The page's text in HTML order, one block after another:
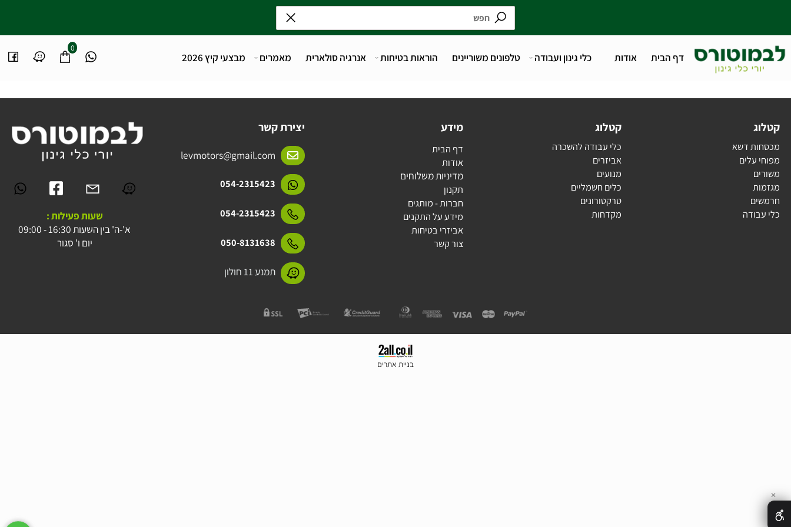
0
דף הבית אודות כלי גינון ועבודה טלפונים משוריינים הוראות בטיחות אנרגיה סולארית מאמרים מבצעי קיץ 2026
דשא
עלים
קטלוג
כלי עבודה להשכרה
אביזרים
כלים חשמליים
טרקטורונים
מקדחות
מידע
דף הבית
אודות
מדיניות משלוחים
תקנון
חברות - מותגים
מידע על התקנים
אביזרי בטיחות
יצירת קשר
levmotors@gmail.com
054-2315423
054-2315423
050-8131638
תמנע 11 חולון
שעות פעילות :
א'-ה' בין השעות 16:30 - 09:00